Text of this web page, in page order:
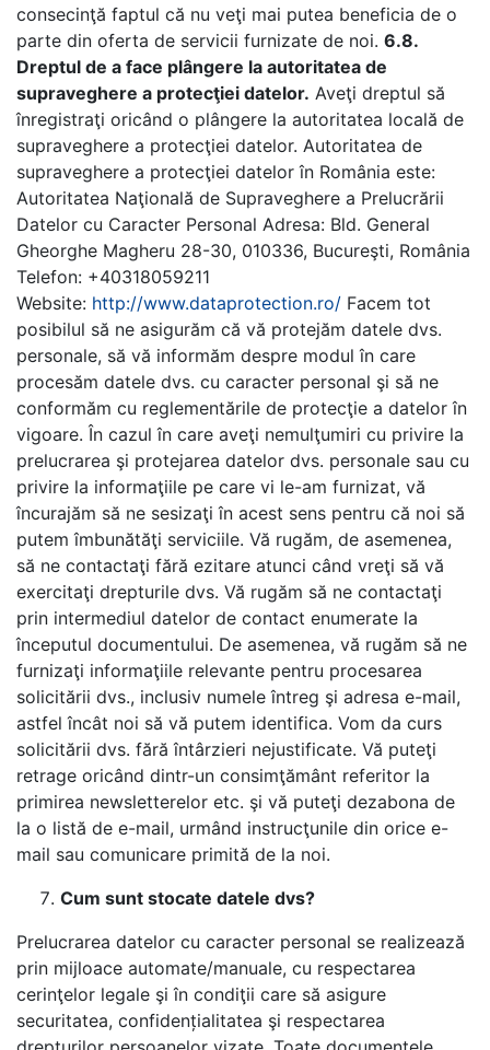
consecinţă faptul că nu veţi mai putea beneficia de o
parte din oferta de servicii furnizate de noi. 6.8.
Dreptul de a face plângere la autoritatea de
supraveghere a protecţiei datelor. Aveţi dreptul să
înregistraţi oricând o plângere la autoritatea locală de
supraveghere a protecţiei datelor. Autoritatea de
supraveghere a protecţiei datelor în România este:
Autoritatea Naţională de Supraveghere a Prelucrării
Datelor cu Caracter Personal Adresa: Bld. General
Gheorghe Magheru 28-30, 010336, Bucureşti, România
Telefon: +40318059211
Website: http://www.dataprotection.ro/ Facem tot
posibilul să ne asigurăm că vă protejăm datele dvs.
personale, să vă informăm despre modul în care
procesăm datele dvs. cu caracter personal şi să ne
conformăm cu reglementările de protecţie a datelor în
vigoare. În cazul în care aveţi nemulţumiri cu privire la
prelucrarea şi protejarea datelor dvs. personale sau cu
privire la informaţiile pe care vi le-am furnizat, vă
încurajăm să ne sesizaţi în acest sens pentru că noi să
putem îmbunătăţi serviciile. Vă rugăm, de asemenea,
să ne contactaţi fără ezitare atunci când vreţi să vă
exercitaţi drepturile dvs. Vă rugăm să ne contactaţi
prin intermediul datelor de contact enumerate la
începutul documentului. De asemenea, vă rugăm să ne
furnizaţi informaţiile relevante pentru procesarea
solicitării dvs., inclusiv numele întreg şi adresa e-mail,
astfel încât noi să vă putem identifica. Vom da curs
solicitării dvs. fără întârzieri nejustificate. Vă puteţi
retrage oricând dintr-un consimţământ referitor la
primirea newsletterelor etc. şi vă puteţi dezabona de
la o listă de e-mail, urmând instrucţunile din orice e-
mail sau comunicare primită de la noi.
Cum sunt stocate datele dvs?
Prelucrarea datelor cu caracter personal se realizează
prin mijloace automate/manuale, cu respectarea
cerinţelor legale şi în condiţii care să asigure
securitatea, confidențialitatea şi respectarea